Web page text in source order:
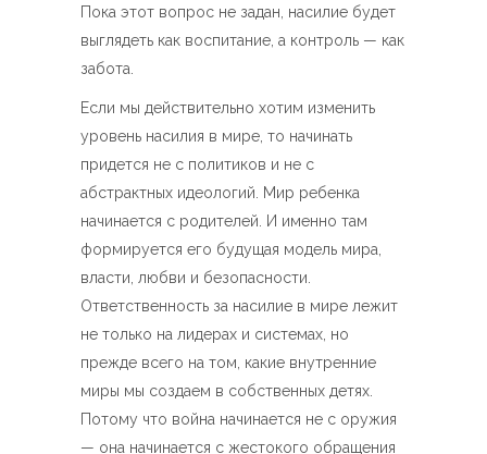
Пока этот вопрос не задан, насилие будет
выглядеть как воспитание, а контроль — как
забота.
Если мы действительно хотим изменить
уровень насилия в мире, то начинать
придется не с политиков и не с
абстрактных идеологий. Мир ребенка
начинается с родителей. И именно там
формируется его будущая модель мира,
власти, любви и безопасности.
Ответственность за насилие в мире лежит
не только на лидерах и системах, но
прежде всего на том, какие внутренние
миры мы создаем в собственных детях.
Потому что война начинается не с оружия
— она начинается с жестокого обращения